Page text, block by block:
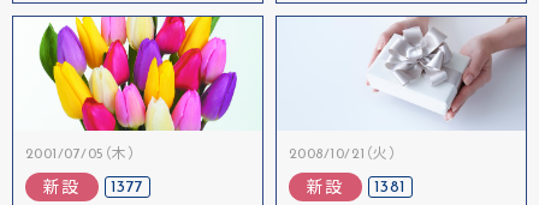
2001/07/05（木）
新設 1377
2008/10/21（火）
新設 1381